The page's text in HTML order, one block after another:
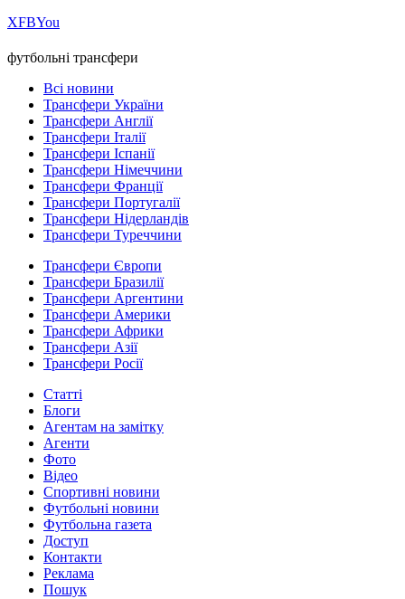
ХFBYou
футбольні трансфери
Всі новини
Трансфери України
Трансфери Англії
Трансфери Італії
Трансфери Іспанії
Трансфери Німеччини
Трансфери Франції
Трансфери Португалії
Трансфери Нідерландів
Трансфери Туреччини
Трансфери Європи
Трансфери Бразилії
Трансфери Аргентини
Трансфери Америки
Трансфери Африки
Трансфери Азії
Трансфери Росії
Статті
Блоги
Агентам на замітку
Агенти
Фото
Відео
Спортивні новини
Футбольні новини
Футбольна газета
Доступ
Контакти
Реклама
Пошук